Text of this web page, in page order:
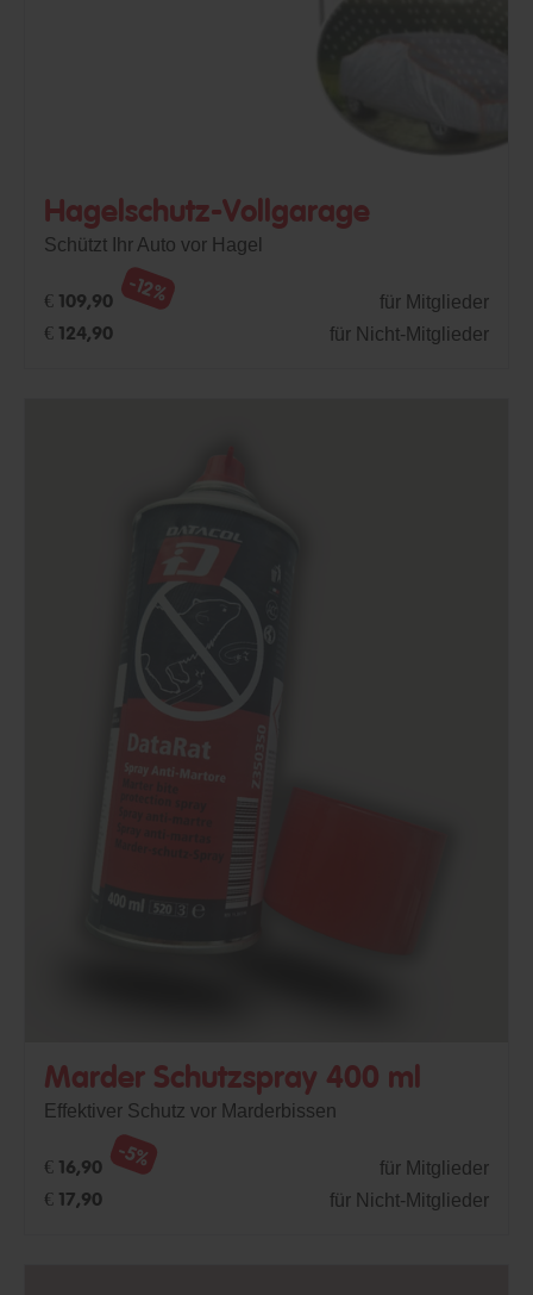
Hagelschutz-Vollgarage
Schützt Ihr Auto vor Hagel
€ 109,90 -12% für Mitglieder
€ 124,90 für Nicht-Mitglieder
Marder Schutzspray 400 ml
Effektiver Schutz vor Marderbissen
€ 16,90 -5% für Mitglieder
€ 17,90 für Nicht-Mitglieder